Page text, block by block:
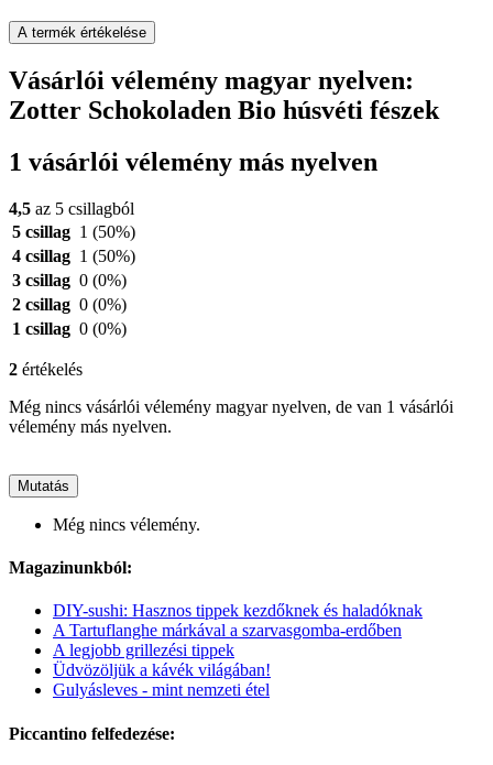
A termék értékelése
Vásárlói vélemény magyar nyelven:
Zotter Schokoladen Bio húsvéti fészek
1 vásárlói vélemény más nyelven
4,5 az 5 csillagból
5 csillag 1 (50%)
4 csillag 1 (50%)
3 csillag 0 (0%)
2 csillag 0 (0%)
1 csillag 0 (0%)
2 értékelés
Még nincs vásárlói vélemény magyar nyelven, de van 1 vásárlói
vélemény más nyelven.
Mutatás
Még nincs vélemény.
Magazinunkból:
DIY-sushi: Hasznos tippek kezdőknek és haladóknak
A Tartuflanghe márkával a szarvasgomba-erdőben
A legjobb grillezési tippek
Üdvözöljük a kávék világában!
Gulyásleves - mint nemzeti étel
Piccantino felfedezése: